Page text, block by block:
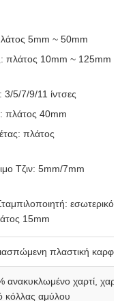
5mm ~ 50mm
πλάτος 10mm ~ 125mm
3/5/7/9/11 ίντσες
πλάτος 40mm
πλάτος
Τζιν: 5mm/7mm
εσωτερικό
15mm
πλαστική καρφίτσα
ανακυκλωμένο χαρτί,
κόλλας αμύλου